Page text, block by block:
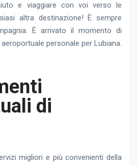
e viaggiare con voi verso le
altra destinazione! È sempre
È arrivato il momento di
personale per Lubiana.
di
migliori e più convenienti della